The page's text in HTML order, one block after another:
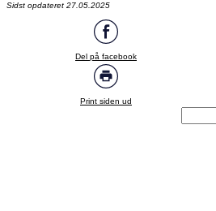
Sidst opdateret 27.05.2025
Del på facebook
Print siden ud